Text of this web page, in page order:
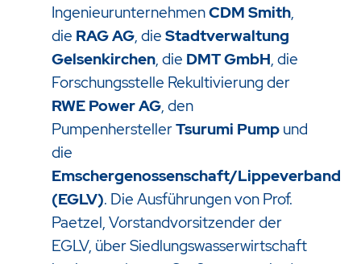
IngenieurunternehmenCDM Smith,
die RAG AG, dieStadtverwaltung
Gelsenkirchen, die DMT GmbH, die
Forschungsstelle Rekultivierung der
RWE Power AG, den
PumpenherstellerTsurumi Pump und
die
Emschergenossenschaft/Lippeverband
(EGLV). Die Ausführungen von Prof.
Paetzel, Vorstandvorsitzender der
EGLV, über Siedlungswasserwirtschaft